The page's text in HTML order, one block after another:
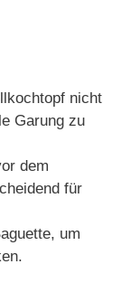
nicht
Garung zu
dem
für
um